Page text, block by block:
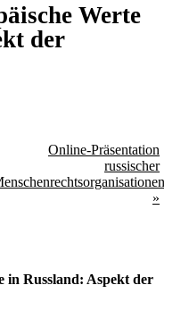
Werte
der
Online-Präsentation
russischer
»
in Russland: Aspekt der